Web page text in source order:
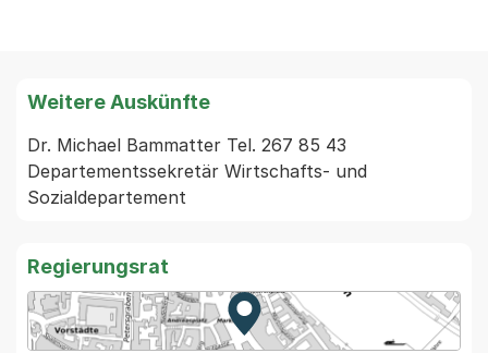
Weitere Auskünfte
Dr. Michael Bammatter Tel. 267 85 43
Departementssekretär Wirtschafts- und
Regierungsrat
Zur Karte von MapBS.
Externer Link, wird in einem